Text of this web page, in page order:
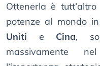
Ottenerla è
potenze al mondo
Uniti e Cina,
massivamente